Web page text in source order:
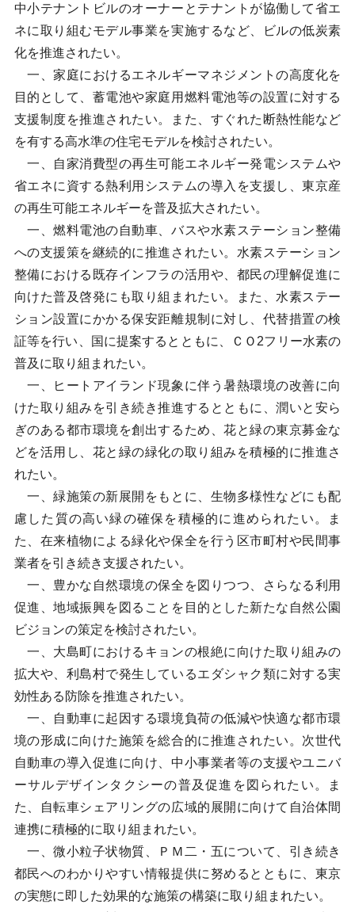
中小テナントビルのオーナーとテナントが協働して省エ
ネに取り組むモデル事業を実施するなど、ビルの低炭素
化を推進されたい。
一、家庭におけるエネルギーマネジメントの高度化を
目的として、蓄電池や家庭用燃料電池等の設置に対する
支援制度を推進されたい。また、すぐれた断熱性能など
を有する高水準の住宅モデルを検討されたい。
一、自家消費型の再生可能エネルギー発電システムや
省エネに資する熱利用システムの導入を支援し、東京産
の再生可能エネルギーを普及拡大されたい。
一、燃料電池の自動車、バスや水素ステーション整備
への支援策を継続的に推進されたい。水素ステーション
整備における既存インフラの活用や、都民の理解促進に
向けた普及啓発にも取り組まれたい。また、水素ステー
ション設置にかかる保安距離規制に対し、代替措置の検
証等を行い、国に提案するとともに、ＣＯ2フリー水素の
普及に取り組まれたい。
一、ヒートアイランド現象に伴う暑熱環境の改善に向
けた取り組みを引き続き推進するとともに、潤いと安ら
ぎのある都市環境を創出するため、花と緑の東京募金な
どを活用し、花と緑の緑化の取り組みを積極的に推進さ
れたい。
一、緑施策の新展開をもとに、生物多様性などにも配
慮した質の高い緑の確保を積極的に進められたい。ま
た、在来植物による緑化や保全を行う区市町村や民間事
業者を引き続き支援されたい。
一、豊かな自然環境の保全を図りつつ、さらなる利用
促進、地域振興を図ることを目的とした新たな自然公園
ビジョンの策定を検討されたい。
一、大島町におけるキョンの根絶に向けた取り組みの
拡大や、利島村で発生しているエダシャク類に対する実
効性ある防除を推進されたい。
一、自動車に起因する環境負荷の低減や快適な都市環
境の形成に向けた施策を総合的に推進されたい。次世代
自動車の導入促進に向け、中小事業者等の支援やユニバ
ーサルデザインタクシーの普及促進を図られたい。ま
た、自転車シェアリングの広域的展開に向けて自治体間
連携に積極的に取り組まれたい。
一、微小粒子状物質、ＰＭ二・五について、引き続き
都民へのわかりやすい情報提供に努めるとともに、東京
の実態に即した効果的な施策の構築に取り組まれたい。